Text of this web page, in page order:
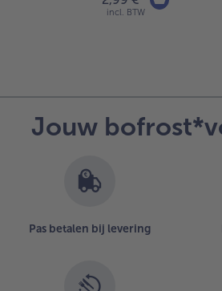
incl. BTW
Jouw
Pas betalen bij levering